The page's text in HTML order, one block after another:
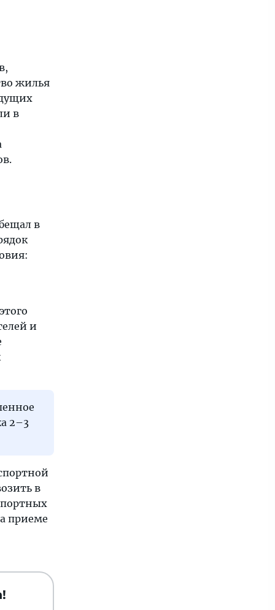
жилья
в
в
и
2–3
в
приеме